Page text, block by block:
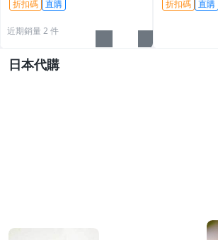
折扣碼 直購
近期銷量 2 件
折扣碼 直購
日本代購